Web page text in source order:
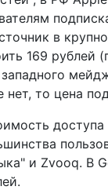
в
169
западного
нет, то цена
и Zvooq. В